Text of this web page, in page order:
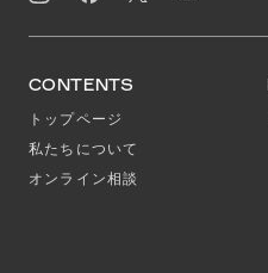
CONTENTS
トップページ
私たちについて
オンライン相談